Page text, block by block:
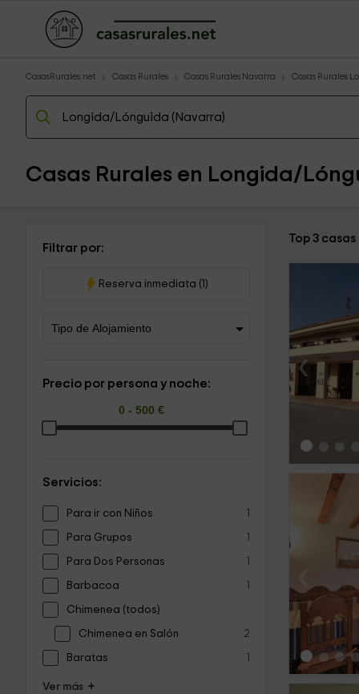
CasasRurales.net Casas Rurales Casas Rurales Navarra Casas Rurales
Casas Rurales en Longida/
Filtrar por:
Reserva inmediata (1)
Precio por persona y noche:
Servicios:
Para ir con Niños 1
Para Grupos 1
Para Dos Personas 1
Barbacoa 1
Chimenea (todos)
Chimenea en Salón 2
Baratas 1
Ver más +
Top 3
‹